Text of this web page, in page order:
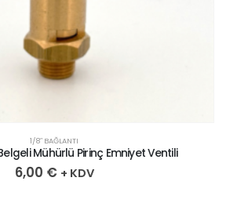
1/8″ BAĞLANTI
Mühürlü Pirinç Emniyet Ventili
6,00 € + KDV